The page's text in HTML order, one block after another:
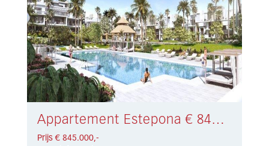
Appartement Estepona € 845.000,-
Prijs € 845.000,-